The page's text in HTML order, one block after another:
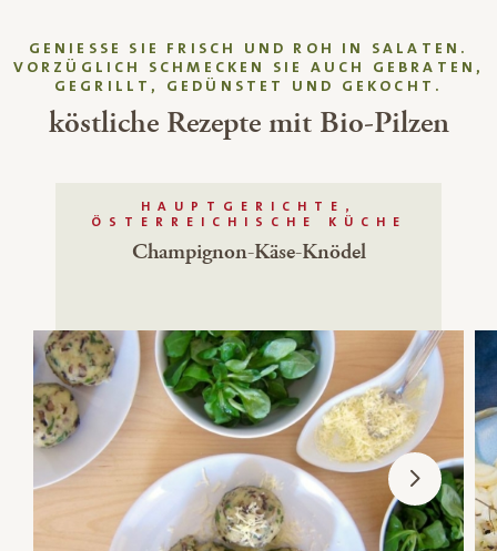
GENIESSE SIE FRISCH UND ROH IN SALATEN. V
ORZÜGLICH SCHMECKEN SIE AUCH GEBRATEN, G
EGRILLT, GEDÜNSTET UND GEKOCHT.
köstliche Rezepte mit Bio-Pilzen
HAUPTGERICHTE,
ÖSTERREICHISCHE KÜCHE
Champignon-Käse-Knödel